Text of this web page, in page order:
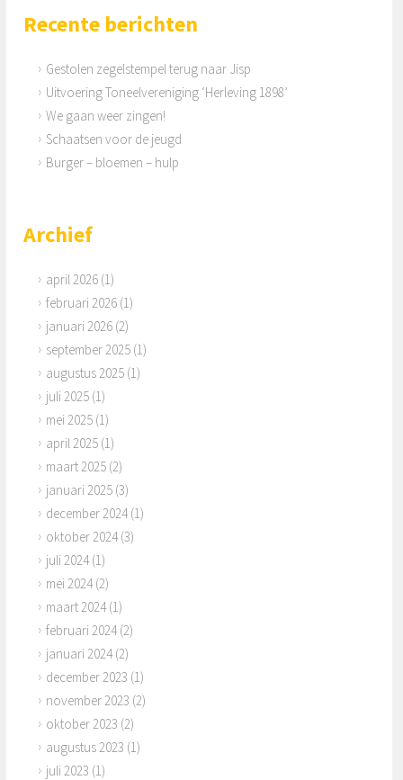
Recente berichten
Gestolen zegelstempel terug naar Jisp
Uitvoering Toneelvereniging ‘Herleving 1898’
We gaan weer zingen!
Schaatsen voor de jeugd
Burger – bloemen – hulp
Archief
april 2026 (1)
februari 2026 (1)
januari 2026 (2)
september 2025 (1)
augustus 2025 (1)
juli 2025 (1)
mei 2025 (1)
april 2025 (1)
maart 2025 (2)
januari 2025 (3)
december 2024(1)
oktober 2024(3)
juli 2024(1)
mei 2024(2)
maart 2024(1)
februari 2024(2)
januari 2024(2)
december 2023 (1)
november 2023 (2)
oktober 2023 (2)
augustus 2023 (1)
juli 2023 (1)